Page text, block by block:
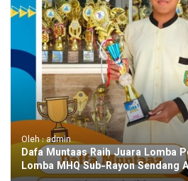
Oleh : admin
Dafa Muntaas Raih Juara Lomba
Lomba MHQ Sub-Rayon Sendang